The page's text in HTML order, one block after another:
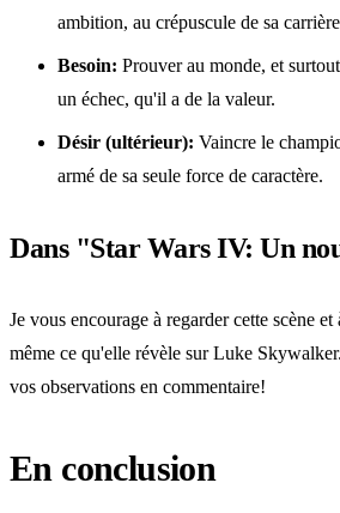
ambition, au crépuscule de sa
Besoin: Prouver au monde, et
un échec, qu'il a de la valeur.
Désir (ultérieur): Vaincre le
armé de sa seule force de caractère.
Dans "Star Wars IV: Un
Je vous encourage à regarder cette scène
même ce qu'elle révèle sur Luke
vos observations en commentaire!
En conclusion